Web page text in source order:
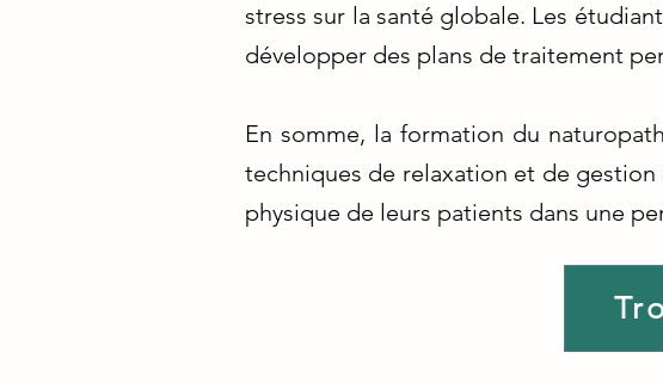
stress sur la santé globale. Les
développer des plans de traitement
En somme, la formation du
techniques de relaxation et de
physique de leurs patients dans une